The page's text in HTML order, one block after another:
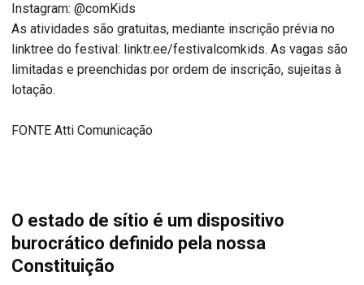
Instagram: @comKids
As atividades são gratuitas, mediante inscrição prévia no
linktree do festival: linktr.ee/festivalcomkids. As vagas são
limitadas e preenchidas por ordem de inscrição, sujeitas à
lotação.
FONTE Atti Comunicação
O estado de sítio é um dispositivo
burocrático definido pela nossa
Constituição